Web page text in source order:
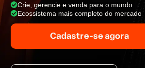
Crie, gerencie e venda para o mundo
Ecossistema mais completo do mercado
Cadastre-se agora